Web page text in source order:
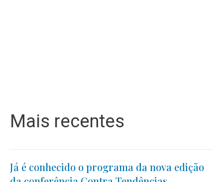
Mais recentes
Já é conhecido o programa da nova edição